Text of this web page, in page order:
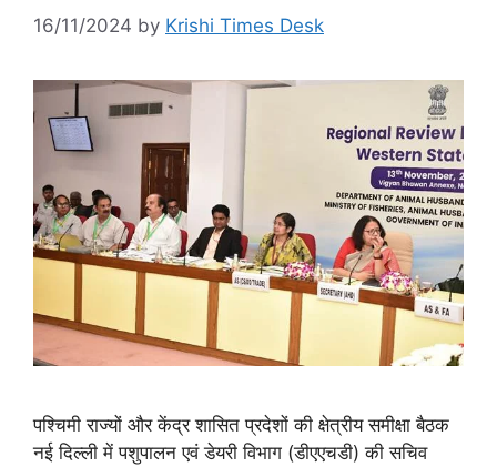
16/11/2024 by Krishi Times Desk
पश्चिमी राज्यों और केंद्र शासित प्रदेशों की क्षेत्रीय समीक्षा बैठक
नई दिल्ली में पशुपालन एवं डेयरी विभाग (डीएएचडी) की सचिव